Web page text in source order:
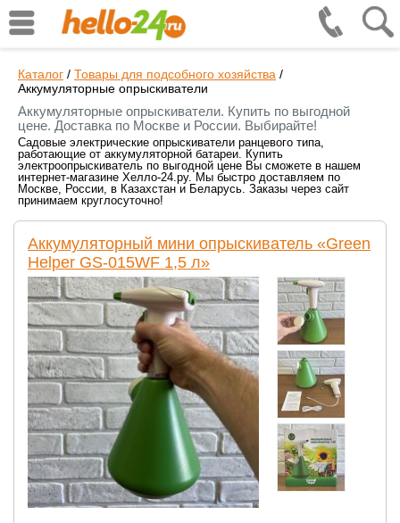
Каталог / Товары для подсобного хозяйства /
Аккумуляторные опрыскиватели
Аккумуляторные опрыскиватели. Купить по выгодной
цене. Доставка по Москве и России. Выбирайте!
Садовые электрические опрыскиватели ранцевого типа,
работающие от аккумуляторной батареи. Купить
электроопрыскиватель по выгодной цене Вы сможете в нашем
интернет-магазине Хелло-24.ру. Мы быстро доставляем по
Москве, России, в Казахстан и Беларусь. Заказы через сайт
принимаем круглосуточно!
Аккумуляторный мини опрыскиватель «Green
Helper GS-015WF 1,5 л»